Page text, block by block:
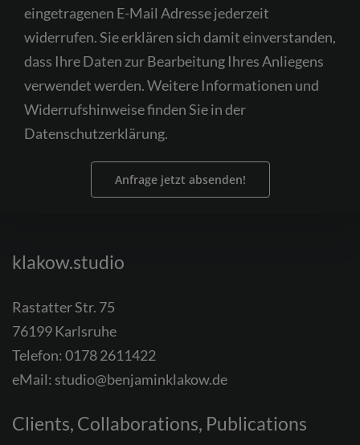
eingetragenen E-Mail Adresse jederzeit
widerrufen. Sie erklären sich damit einverstanden,
dass Ihre Daten zur Bearbeitung Ihres Anliegens
verwendet werden. Weitere Informationen und
Widerrufshinweise finden Sie in der
Datenschutzerklärung.
klakow.studio
Rastatter Str. 75
76199 Karlsruhe
Telefon:0178 2611422
eMail: studio@benjaminklakow.de
Clients, Collaborations, Publications